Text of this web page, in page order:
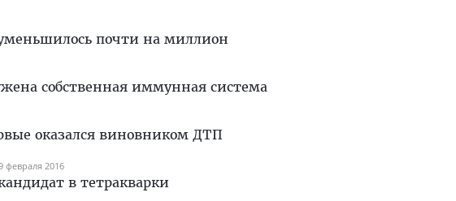
почти на миллион
собственная иммунная система
оказался виновником ДТП
февраля 2016
в тетракварки